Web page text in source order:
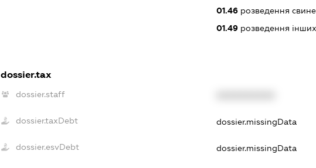
01.46 розведення
01.49 розведення
dossier.tax
dossier.staff
dossier.taxDebt dossier.missingData
dossier.esvDebt dossier.missingData